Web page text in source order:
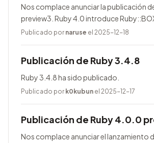
Nos complace anunciar la publicación
preview3. Ruby 4.0 introduce Ruby::BOX
agrega muchas mejoras.
Publicado por naruse el 2025-12-18
Publicación de Ruby 3.4.8
Ruby 3.4.8 ha sido publicado.
Publicado por k0kubun el 2025-12-17
Publicación de Ruby 4.0.0
Nos complace anunciar el lanzamiento